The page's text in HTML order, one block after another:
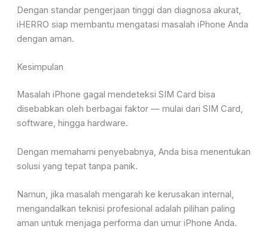
Dengan standar pengerjaan tinggi dan diagnosa akurat,
iHERRO siap membantu mengatasi masalah iPhone Anda
dengan aman.
Kesimpulan
Masalah iPhone gagal mendeteksi SIM Card bisa
disebabkan oleh berbagai faktor — mulai dari SIM Card,
software, hingga hardware.
Dengan memahami penyebabnya, Anda bisa menentukan
solusi yang tepat tanpa panik.
Namun, jika masalah mengarah ke kerusakan internal,
mengandalkan teknisi profesional adalah pilihan paling
aman untuk menjaga performa dan umur iPhone Anda.